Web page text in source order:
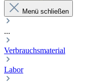
Menü schließen
...
Verbrauchsmaterial
Labor